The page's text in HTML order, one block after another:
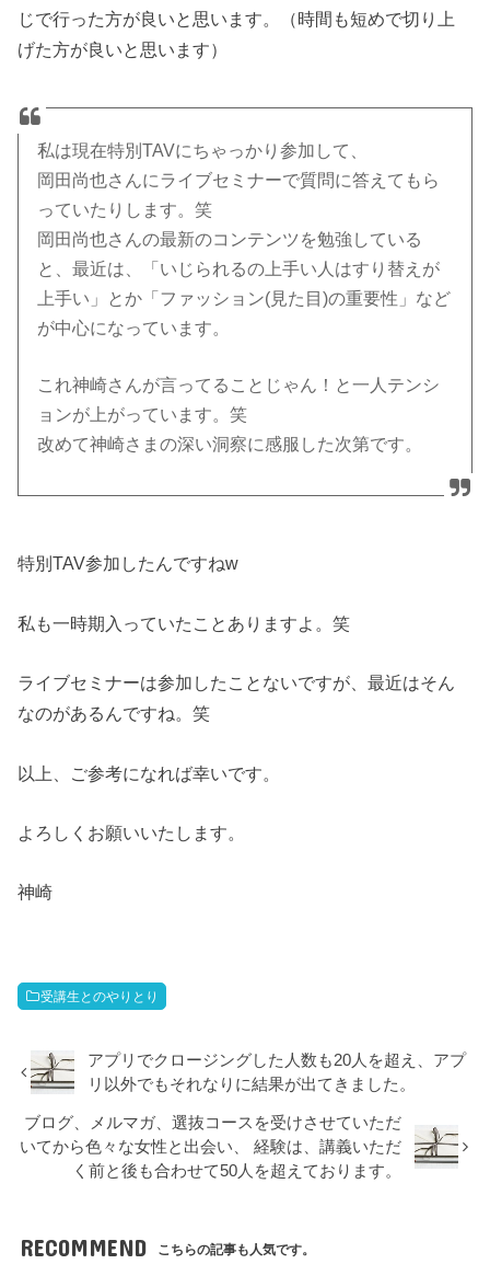
じで行った方が良いと思います。（時間も短めで切り上
げた方が良いと思います）
私は現在特別TAVにちゃっかり参加して、
岡田尚也さんにライブセミナーで質問に答えてもら
っていたりします。笑
岡田尚也さんの最新のコンテンツを勉強している
と、最近は、「いじられるの上手い人はすり替えが
上手い」とか「ファッション(見た目)の重要性」など
が中心になっています。
これ神崎さんが言ってることじゃん！と一人テンシ
ョンが上がっています。笑
改めて神崎さまの深い洞察に感服した次第です。
特別TAV参加したんですねw
私も一時期入っていたことありますよ。笑
ライブセミナーは参加したことないですが、最近はそん
なのがあるんですね。笑
以上、ご参考になれば幸いです。
よろしくお願いいたします。
神崎
受講生とのやりとり
アプリでクロージングした人数も20人を超え、アプ
リ以外でもそれなりに結果が出てきました。
ブログ、メルマガ、選抜コースを受けさせていただ
いてから色々な女性と出会い、 経験は、講義いただ
く前と後も合わせて50人を超えております。
RECOMMEND こちらの記事も人気です。